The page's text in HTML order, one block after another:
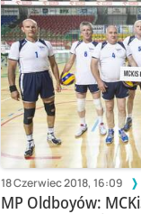
18 Czerwiec 2018, 16:09
MP Oldboyów: